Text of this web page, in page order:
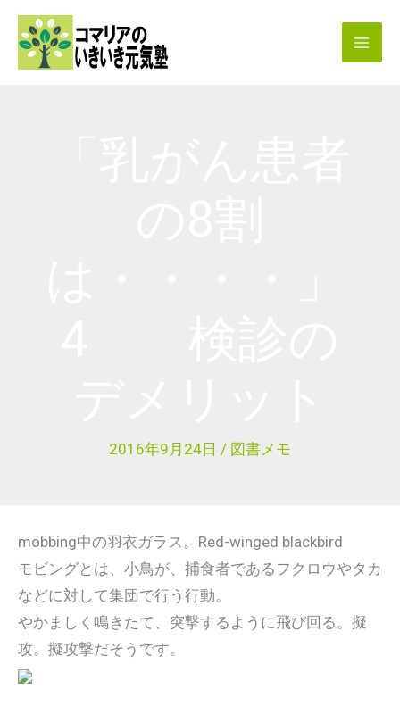
2016年9月24日 / 図書メモ
mobbing中の羽衣ガラス。Red-winged blackbird
モビングとは、小鳥が、捕食者であるフクロウやタカ
などに対して集団で行う行動。
やかましく鳴きたて、突撃するように飛び回る。擬
攻。擬攻撃だそうです。